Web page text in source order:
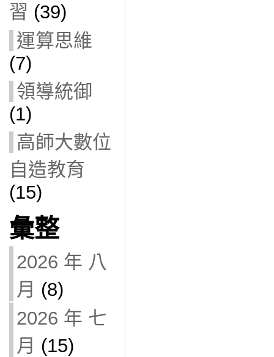
習 (39)
運算思維
(7)
領導統御
(1)
高師大數位
自造教育
(15)
彙整
2026 年 八
月 (8)
2026 年 七
月 (15)